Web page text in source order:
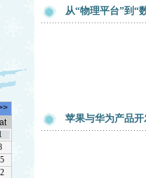
从“物理平台”到“
苹果与华为产品